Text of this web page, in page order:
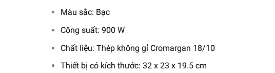
Màu sắc: Bạc
Công suất: 900 W
Chất liệu: Thép không gỉ Cromargan 18/10
Thiết bị có kích thước: 32 x 23 x 19.5 cm